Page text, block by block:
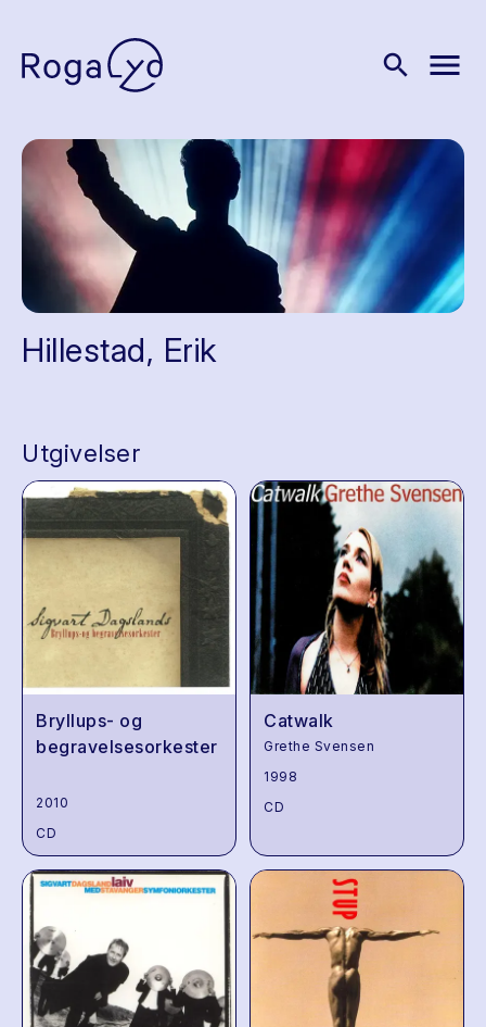
search menu
Hillestad, Erik
Utgivelser
Bryllups- og
begravelsesorkester
2010
CD
Catwalk
Grethe Svensen
1998
CD